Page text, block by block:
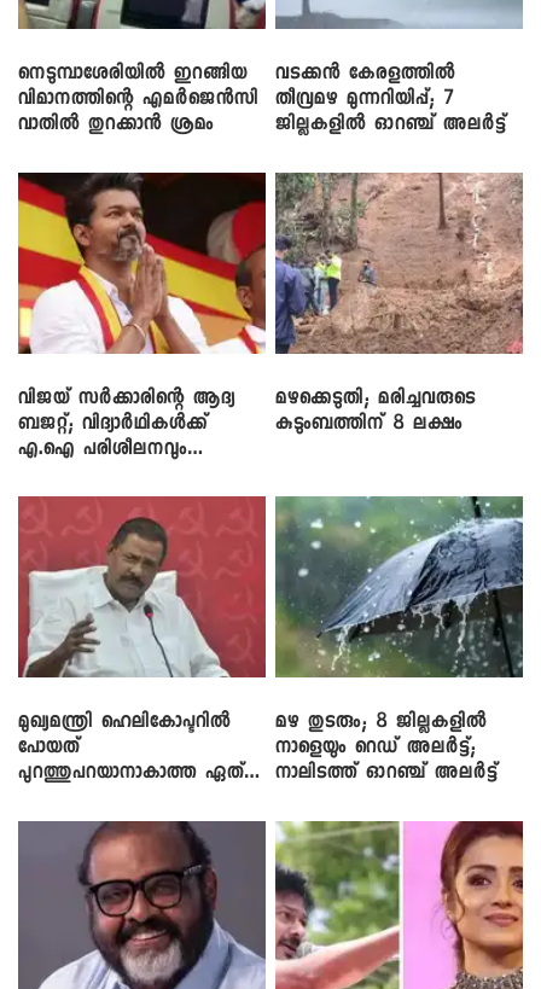
നെടുമ്പാശേരിയിൽ ഇറങ്ങിയ
വിമാനത്തിന്റെ എമർജെൻസി
വാതിൽ തുറക്കാൻ ശ്രമം
വടക്കൻ കേരളത്തിൽ
തീവ്രമഴ മുന്നറിയിപ്പ്; 7
ജില്ലകളിൽ ഓറഞ്ച് അലർട്ട്
വിജയ് സർക്കാരിന്റെ ആദ്യ
ബജറ്റ്; വിദ്യാർഥികൾക്ക്
എ.ഐ പരിശീലനവും
മഴക്കെടുതി; മരിച്ചവരുടെ
കുടുംബത്തിന് 8 ലക്ഷം
മുഖ്യമന്ത്രി ഹെലികോപ്ടറിൽ
പോയത്
പുറത്തുപറയാനാകാത്ത ഏത്
മഴ തുടരും; 8 ജില്ലകളിൽ
നാളെയും റെഡ് അലർട്ട്;
നാലിടത്ത് ഓറഞ്ച് അലർട്ട്